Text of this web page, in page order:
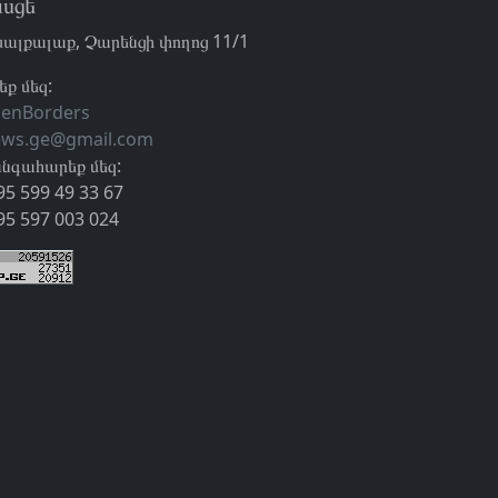
Չարենցի փողոց 11/1
մեզ:
մեզ:
599 49 33 67
597 003 024